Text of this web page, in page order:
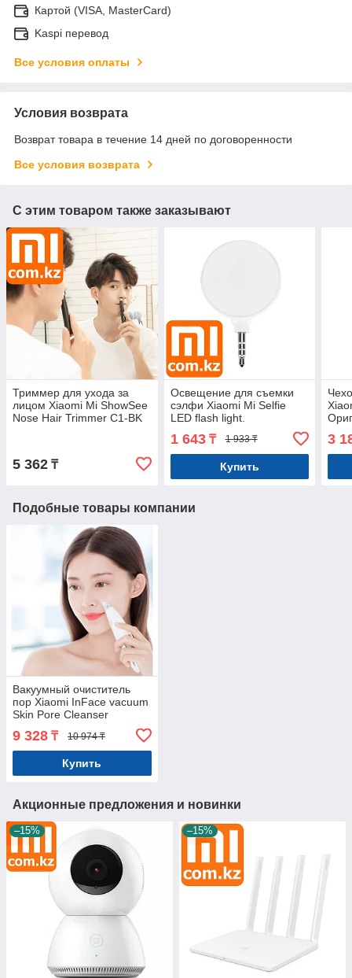
Картой (VISA, MasterCard)
Kaspi перевод
Все условия оплаты
Условия возврата
Возврат товара в течение 14 дней по договоренности
Все условия возврата
С этим товаром также заказывают
Триммер для ухода за
лицом Xiaomi Mi ShowSee
Nose Hair Trimmer C1-BK
5 362 ₸
Освещение для съемки
сэлфи Xiaomi Mi Selfie
LED flash light.
аудиоразъем. Оригинал.
Арт.4632
1 643₸ 1 933 ₸
Купить
3
Подобные товары компании
Вакуумный очиститель
пор Xiaomi InFace vacuum
Skin Pore Cleanser
Арт:7051
9 328 ₸ 10 974 ₸
Купить
Акционные предложения и новинки
–15% –15%